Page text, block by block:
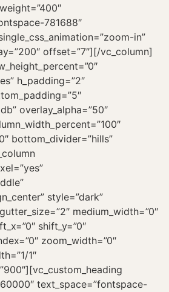
781688″
in”
offset=”7″][/vc_column]
h_padding=”2″
overlay_alpha=”50″
bottom_divider=”hills”
style=”dark”
medium_width=”0″
shift_y=”0″
zoom_width=”0″
1″
text_space=”fontspace-